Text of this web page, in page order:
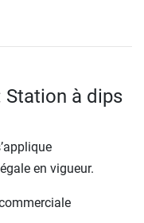
Station à dips
en vigueur.